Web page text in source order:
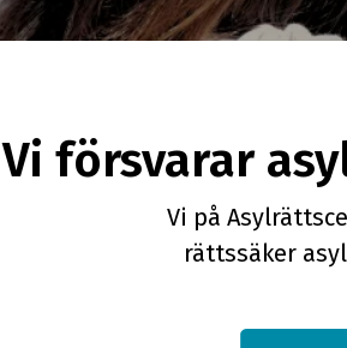
Vi försvarar
Vi på
rättssäker